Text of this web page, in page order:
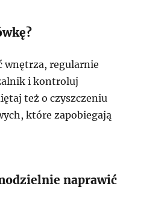
wnętrza, regularnie
i kontroluj
też o czyszczeniu
które zapobiegają
naprawić